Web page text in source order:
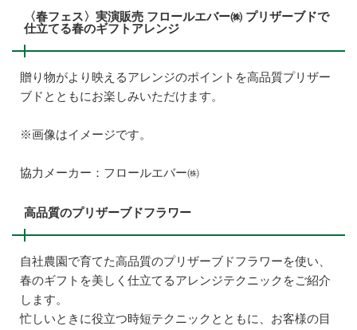
〈春フェス〉実演販売 フロールエバー㈱ プリザーブドで
仕立てる春のギフトアレンジ
贈り物がより映えるアレンジのポイントを高品質プリザー
ブドとともにお楽しみいただけます。
※画像はイメージです。
協力メーカー：フロールエバー㈱
高品質のプリザーブドフラワー
自社農園で育てた高品質のプリザーブドフラワーを使い、
春のギフトを美しく仕立てるアレンジテクニックをご紹介
します。
忙しいときに役立つ時短テクニックとともに、お客様の目